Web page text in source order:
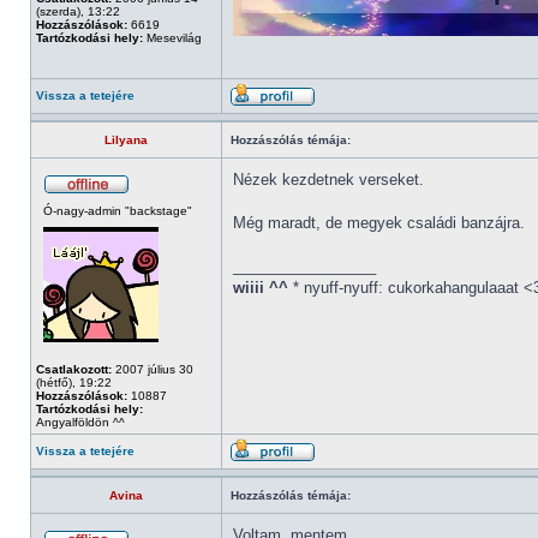
(szerda), 13:22
Hozzászólások: 6619
Tartózkodási hely: Mesevilág
Vissza a tetejére
Lilyana Hozzászólás témája:
Ó-nagy-admin "backstage"
Csatlakozott: 2007 július 30
(hétfő), 19:22
Hozzászólások: 10887
Tartózkodási hely:
Angyalföldön ^^
Nézek kezdetnek verseket.
Még maradt, de megyek családi banzájra.
wiiii ^^ * nyuff-nyuff: cukorkahangulaaat
Vissza a tetejére
Avina Hozzászólás témája: